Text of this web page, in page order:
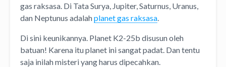
gas raksasa. Di Tata Surya, Jupiter, Saturnus, Uranus,
dan Neptunus adalahplanet gas raksasa.
Di sini keunikannya. Planet K2-25b disusun oleh
batuan! Karena itu planet ini sangat padat. Dan tentu
saja inilah misteri yang harus dipecahkan.